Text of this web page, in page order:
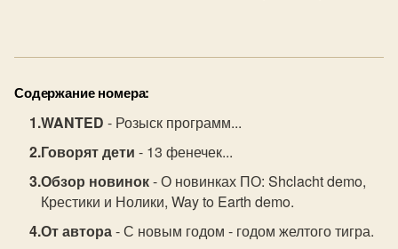
Содержание номера:
WANTED - Розыск программ...
Говорят дети - 13 фенечек...
Обзор новинок- О новинках ПО: Shclacht demo,
Крестики и Нолики, Way to Earth demo.
От автора- С новым годом - годом желтого тигра.